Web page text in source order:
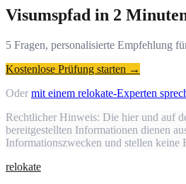
Visumspfad in 2
5 Fragen, personalisierte Empfehlung
Kostenlose Prüfung starten →
Oder mit einem relokate-Experten
Rechtlicher Hinweis: Die hier und auf
bereitgestellten Informationen dienen
Informationszwecken und stellen keine
relokate